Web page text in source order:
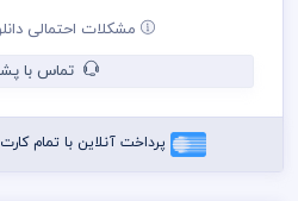
مشکلات احتمالی
تماس با
پرداخت آنلاین با تمام
قیل از چاپ و استفاده کارت ویزیت
کنترل پنتت رنگی . مد رنگی و کیفیت
شده است و مسئولیت استفاده از
رعایت کلیه قوانین موجود در سایت به